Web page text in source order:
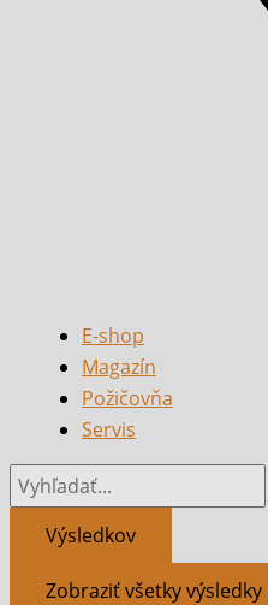
E-shop
Magazín
Požičovňa
Servis
Výsledkov
Zobraziť všetky výsledky